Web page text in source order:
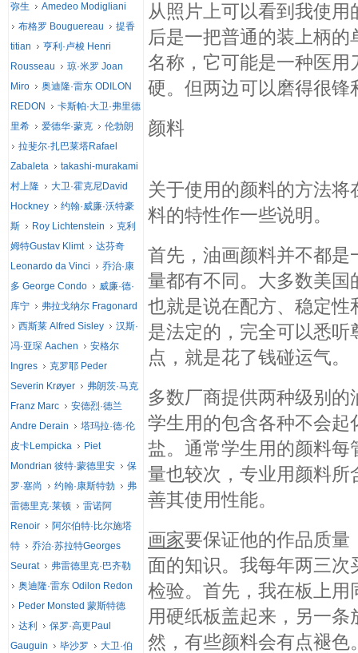
从照片上可以看到我使
后是一把普通的装上柄
名称，它可能是一种医
硬。但两边可以磨得很
颜料
关于使用的颜料的方法将
料的特性作一些说明。
首先，油画颜料并不都
量都有不同。大多数美
也就是说在配方、稳定
是法定的，完全可以悉
点，就是花了钱碰运气。
多数厂商提供两种级别的
学生用的包含各种不会
盐。通常学生用的颜料
量也较次，专业用颜料
善其使用性能。
画家要保证他的作品质量
面的知识。我每年两三次
检验。首先，我在板上
用硬纸板盖起来，另一
然，有些颜料会有点褪
弥生
Amedeo Modigliani
布格罗 Bouguereau
提香
titian
亨利·卢梭 Henri
Rousseau
琼·米罗 Joan
Miro
奥迪隆·雷东 ODILON
REDON
卡斯帕·大卫·弗里德
里希
爱德华·蒙克
伦勃朗
拉斐尔·扎巴莱塔Rafael
Zabaleta
takashi-murakami
村上隆
大卫·霍克尼David
Hockney
约翰·威廉·沃特豪
斯
Roy Lichtenstein
克利
姆特Gustav Klimt
达芬奇
Leonardo da Vinci
乔治·康
多 George Condo
威廉·德·
库宁
弗拉戈纳尔 Fragonard
西斯莱 Alfred Sisley
汉斯·
冯·亚琛 Aachen
安格尔
Ingres
克罗耶 Peder
Severin Krøyer
弗朗茨·马克
Franz Marc
安德烈·德兰
Andre Derain
塔玛拉·德·伦
皮卡Lempicka
Piet
Mondrian 彼特·蒙德里安
保
罗·塞尚
约翰·康斯特勃
弗
雷德里克·莱顿
雷诺阿
Renoir
阿尔伯特·比尔施塔
特
乔治·苏拉特Georges
Seurat
弗雷德里克·巴齐勒
奥迪隆·雷东 Odilon Redon
Peder Monsted 蒙斯特德
达利
保罗·高更Paul
Gauguin
毕沙罗
大卫·伯